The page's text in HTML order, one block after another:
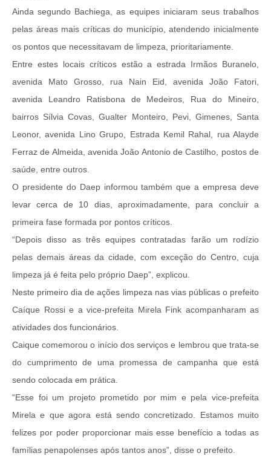
Ainda segundo Bachiega, as equipes iniciaram seus trabalhos
pelas áreas mais críticas do município, atendendo inicialmente
os pontos que necessitavam de limpeza, prioritariamente.
Entre estes locais críticos estão a estrada Irmãos Buranelo,
avenida Mato Grosso, rua Nain Eid, avenida João Fatori,
avenida Leandro Ratisbona de Medeiros, Rua do Mineiro,
bairros Sílvia Covas, Gualter Monteiro, Pevi, Gimenes, Santa
Leonor, avenida Lino Grupo, Estrada Kemil Rahal, rua Alayde
Ferraz de Almeida, avenida João Antonio de Castilho, postos de
saúde, entre outros.
O presidente do Daep informou também que a empresa deve
levar cerca de 10 dias, aproximadamente, para concluir a
primeira fase formada por pontos críticos.
“Depois disso as três equipes contratadas farão um rodízio
pelas demais áreas da cidade, com exceção do Centro, cuja
limpeza já é feita pelo próprio Daep”, explicou.
Neste primeiro dia de ações limpeza nas vias públicas o prefeito
Caíque Rossi e a vice-prefeita Mirela Fink acompanharam as
atividades dos funcionários.
Caique comemorou o início dos serviços e lembrou que trata-se
do cumprimento de uma promessa de campanha que está
sendo colocada em prática.
“Esse foi um projeto prometido por mim e pela vice-prefeita
Mirela e que agora está sendo concretizado. Estamos muito
felizes por poder proporcionar mais esse benefício a todas as
famílias penapolenses após tantos anos”, disse o prefeito.